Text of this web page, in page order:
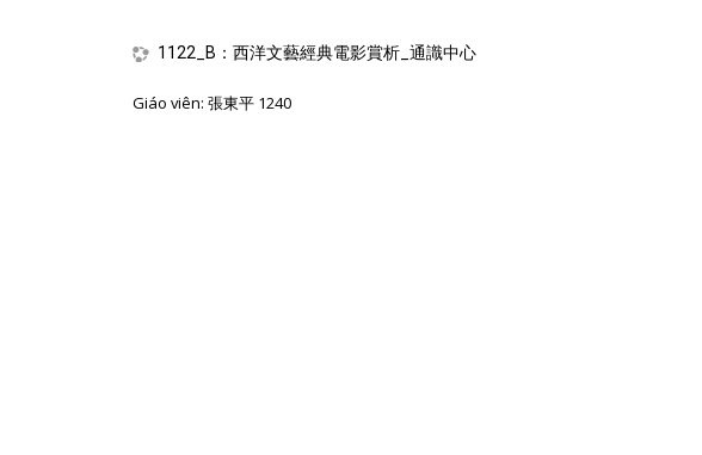
1122_B：西洋文藝經典電影賞析_通識中心
Giáo viên: 張東平 1240